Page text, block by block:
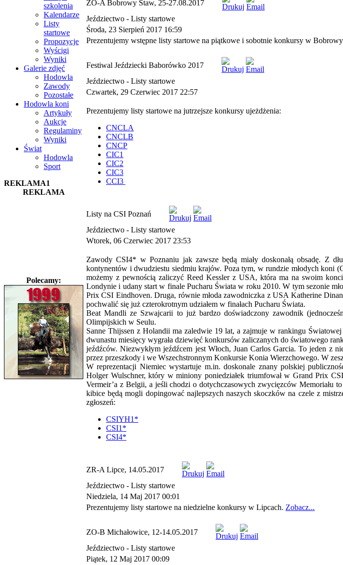
szkolenia
Kalendarze
Listy
startowe
Propozycje
Wyścigi
Wyniki
Galerie zdjęć
Hodowla
Zawody
Pozostałe
Hodowla koni
Artykuły
Aukcje
Regulaminy
Wyniki
Świat
Hodowla
Sport
REKLAMA1
REKLAMA
Polecamy:
ZO-A Bobrowy Staw, 25-27.08.2017
Jeździectwo - Listy startowe
Środa, 23 Sierpień 2017 16:59
Prezentujemy wstępne listy startowe na piątkowe i sobotnie konkursy w
Festiwal Jeździecki Baborówko 2017
Jeździectwo - Listy startowe
Czwartek, 29 Czerwiec 2017 22:57
Prezentujemy listy startowe na jutrzejsze konkursy ujeżdżenia:
CNCLA
CNCLB
CNCP
CIC1
CIC2
CIC3
CCI3
Listy na CSI Poznań
Jeździectwo - Listy startowe
Wtorek, 06 Czerwiec 2017 23:53
Zawody CSI4* w Poznaniu jak zawsze będą miały doskonałą obsadę. Z
kontynentów i dwudziestu siedmiu krajów. Poza tym, w rundzie młodych
możemy z pewnością zaliczyć Reed Kessler z USA, która ma na swoim
Londynie i udany start w finale Pucharu Świata w roku 2010. W tym sezonie
Prix CSI Eindhoven. Druga, równie młoda zawodniczka z USA Katherine
pochwalić się już czterokrotnym udziałem w finałach Pucharu Świata.
Beat Mandli ze Szwajcarii to już bardzo doświadczony zawodnik
Olimpijskich w Seulu.
Sanne Thijssen z Holandii ma zaledwie 19 lat, a zajmuje w rankingu
dwunastu miesięcy wygrała dziewięć konkursów zaliczanych do światowego
jeźdźców. Niezwykłym jeźdźcem jest Włoch, Juan Carlos Garcia. To jeden
przez przeszkody i we Wszechstronnym Konkursie Konia Wierzchowego. W
W reprezentacji Niemiec wystartuje m.in. doskonale znany polskiej
Holger Wulschner, który w miniony poniedziałek triumfował w Grand Prix
Vermeir’a z Belgii, a jeśli chodzi o dotychczasowych zwycięzców Memoriału
kibice będą mogli dopingować najlepszych naszych skoczków na czele z
zgłoszeń:
CSIYH1*
CSI1*
CSI4*
ZR-A Lipce, 14.05.2017
Jeździectwo - Listy startowe
Niedziela, 14 Maj 2017 00:01
Prezentujemy listy startowe na niedzielne konkursy w Lipcach. Zobacz...
ZO-B Michałowice, 12-14.05.2017
Jeździectwo - Listy startowe
Piątek, 12 Maj 2017 00:09